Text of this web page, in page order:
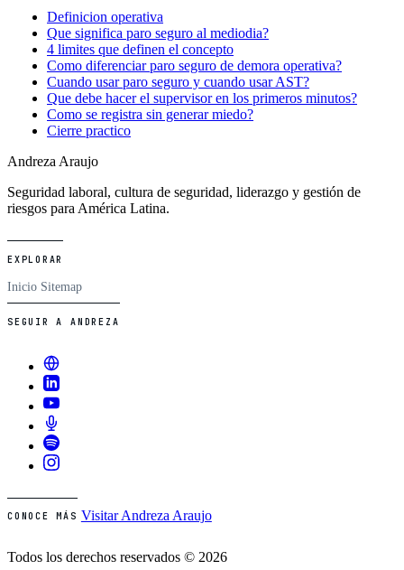
Definicion operativa
Que significa paro seguro al mediodia?
4 limites que definen el concepto
Como diferenciar paro seguro de demora operativa?
Cuando usar paro seguro y cuando usar AST?
Que debe hacer el supervisor en los primeros minutos?
Como se registra sin generar miedo?
Cierre practico
Andreza Araujo
Seguridad laboral, cultura de seguridad, liderazgo y gestión de
riesgos para América Latina.
EXPLORAR
Inicio Sitemap
SEGUIR A ANDREZA
CONOCE MÁS Visitar Andreza Araujo
Todos los derechos reservados © 2026